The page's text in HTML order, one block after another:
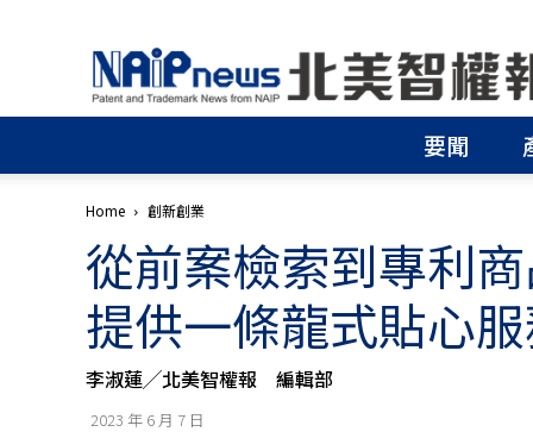
北
美
智
權
│
申
請
│
商
標
申
請
要聞
Home 創新創業
從前案檢索到專利
提供一條龍式貼心
李淑蓮╱北美智權報 編輯部
2023 年 6 月 7 日